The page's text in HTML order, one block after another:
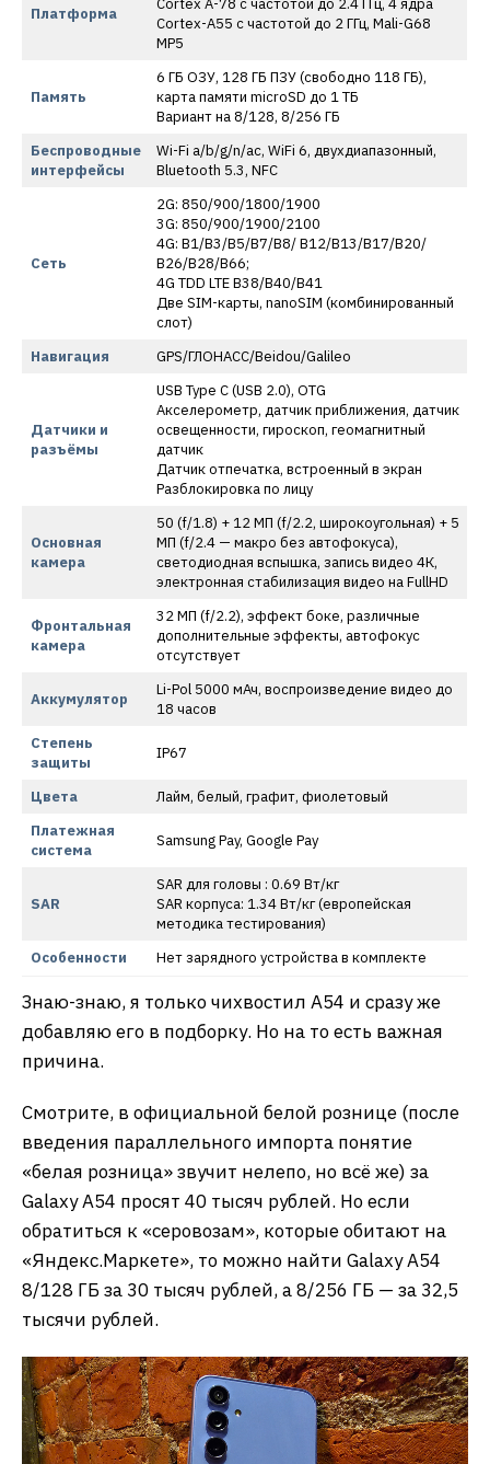
Платформа
Cortex A-78 с частотой до 2.4 ГГц, 4 ядра
Cortex-A55 с частотой до 2 ГГц, Mali-G68
MP5
Память
6 ГБ ОЗУ, 128 ГБ ПЗУ (свободно 118 ГБ),
карта памяти microSD до 1 ТБ
Вариант на 8/128, 8/256 ГБ
Беспроводные
интерфейсы
Wi-Fi a/b/g/n/ac, WiFi 6, двухдиапазонный,
Bluetooth 5.3, NFC
Сеть
2G: 850/900/1800/1900
3G: 850/900/1900/2100
4G: B1/B3/B5/B7/B8/ B12/B13/B17/B20/
B26/B28/B66;
4G TDD LTE B38/B40/B41
Две SIM-карты, nanoSIM (комбинированный
слот)
Навигация
GPS/ГЛОНАСС/Beidou/Galileo
Датчики и
разъёмы
USB Type C (USB 2.0), OTG
Акселерометр, датчик приближения, датчик
освещенности, гироскоп, геомагнитный
датчик
Датчик отпечатка, встроенный в экран
Разблокировка по лицу
Основная
камера
50 (f/1.8) + 12 МП (f/2.2, широкоугольная) + 5
МП (f/2.4 — макро без автофокуса),
светодиодная вспышка, запись видео 4К,
электронная стабилизация видео на FullHD
Фронтальная
камера
32 МП (f/2.2), эффект боке, различные
дополнительные эффекты, автофокус
отсутствует
Аккумулятор
Li-Pol 5000 мАч, воспроизведение видео до
18 часов
Степень
защиты
IP67
Цвета
Лайм, белый, графит, фиолетовый
Платежная
система
Samsung Pay, Google Pay
SAR
SAR для головы : 0.69 Вт/кг
SAR корпуса: 1.34 Вт/кг (европейская
методика тестирования)
Особенности
Нет зарядного устройства в комплекте
Знаю-знаю, я только чихвостил А54 и сразу же
добавляю его в подборку. Но на то есть важная
причина.
Смотрите, в официальной белой рознице (после
введения параллельного импорта понятие
«белая розница» звучит нелепо, но всё же) за
Galaxy A54 просят 40 тысяч рублей. Но если
обратиться к «серовозам», которые обитают на
«Яндекс.Маркете», то можно найти Galaxy A54
8/128 ГБ за 30 тысяч рублей, а 8/256 ГБ — за 32,5
тысячи рублей.